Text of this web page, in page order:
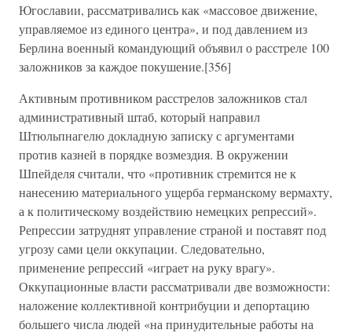
Югославии, рассматривались как «массовое движение,
управляемое из единого центра», и под давлением из
Берлина военный командующий объявил о расстреле 100
заложников за каждое покушение.[356]
Активным противником расстрелов заложников стал
административный штаб, который направил
Штюльпнагелю докладную записку с аргументами
против казней в порядке возмездия. В окружении
Шпейделя считали, что «противник стремится не к
нанесению материального ущерба германскому вермахту,
а к политическому воздействию немецких репрессий».
Репрессии затруднят управление страной и поставят под
угрозу сами цели оккупации. Следовательно,
применение репрессий «играет на руку врагу».
Оккупационные власти рассматривали две возможности:
наложение коллективной контрибуции и депортацию
большего числа людей «на принудительные работы на